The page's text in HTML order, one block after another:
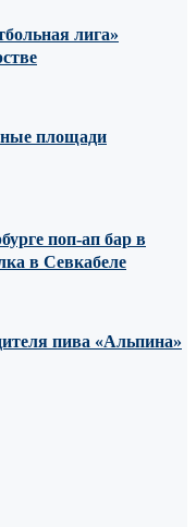
лига»
площади
поп-ап бар в
в Севкабеле
пива «Альпина»